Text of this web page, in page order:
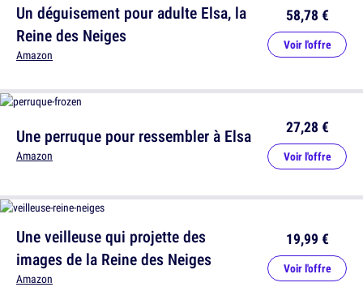
Un déguisement pour adulte Elsa, la
Reine des Neiges
Amazon
58,78 €
Voir l'offre
Une veilleuse qui projette des
images de la Reine des Neiges
Amazon
19,99 €
Voir l'offre
Une perruque pour ressembler à Elsa
Amazon
27,28 €
Voir l'offre